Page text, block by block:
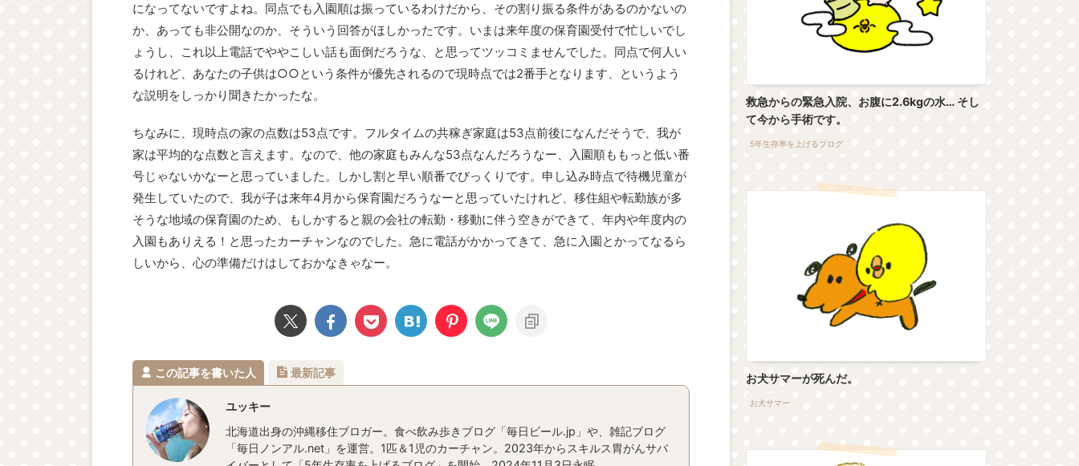
になってないですよね。同点でも入園順は振っているわけだから、その割り振る条件があるのかないの
か、あっても非公開なのか、そういう回答がほしかったです。いまは来年度の保育園受付で忙しいでし
ょうし、これ以上電話でややこしい話も面倒だろうな、と思ってツッコミませんでした。同点で何人い
るけれど、あなたの子供は○○という条件が優先されるので現時点では2番手となります、というよう
な説明をしっかり聞きたかったな。
ちなみに、現時点の家の点数は53点です。フルタイムの共稼ぎ家庭は53点前後になんだそうで、我が
家は平均的な点数と言えます。なので、他の家庭もみんな53点なんだろうなー、入園順ももっと低い番
号じゃないかなーと思っていました。しかし割と早い順番でびっくりです。申し込み時点で待機児童が
発生していたので、我が子は来年4月から保育園だろうなーと思っていたけれど、移住組や転勤族が多
そうな地域の保育園のため、もしかすると親の会社の転勤・移動に伴う空きができて、年内や年度内の
入園もありえる！と思ったカーチャンなのでした。急に電話がかかってきて、急に入園とかってなるら
しいから、心の準備だけはしておかなきゃなー。
この記事を書いた人 最新記事
ユッキー
北海道出身の沖縄移住ブロガー。食べ飲み歩きブログ「毎日ビール.jp」や、雑記ブログ
「毎日ノンアル.net」を運営。1匹＆1児のカーチャン。2023年からスキルス胃がんサバ
救急からの緊急入院、お腹に2.6kgの水… そし
て今から手術です。
5年生存率を上げるブログ
お犬サマーが死んだ。
お犬サマー